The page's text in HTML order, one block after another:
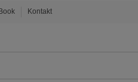
Kontakt